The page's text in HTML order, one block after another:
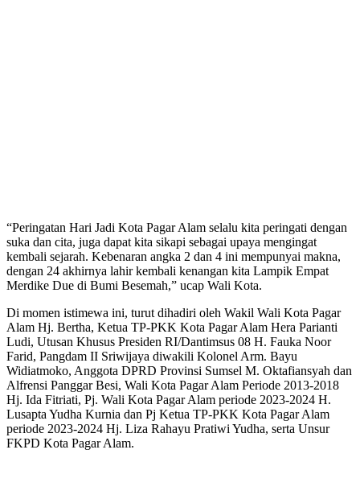
“Peringatan Hari Jadi Kota Pagar Alam selalu kita peringati dengan
suka dan cita, juga dapat kita sikapi sebagai upaya mengingat
kembali sejarah. Kebenaran angka 2 dan 4 ini mempunyai makna,
dengan 24 akhirnya lahir kembali kenangan kita Lampik Empat
Merdike Due di Bumi Besemah,” ucap Wali Kota.
Di momen istimewa ini, turut dihadiri oleh Wakil Wali Kota Pagar
Alam Hj. Bertha, Ketua TP-PKK Kota Pagar Alam Hera Parianti
Ludi, Utusan Khusus Presiden RI/Dantimsus 08 H. Fauka Noor
Farid, Pangdam II Sriwijaya diwakili Kolonel Arm. Bayu
Widiatmoko, Anggota DPRD Provinsi Sumsel M. Oktafiansyah dan
Alfrensi Panggar Besi, Wali Kota Pagar Alam Periode 2013-2018
Hj. Ida Fitriati, Pj. Wali Kota Pagar Alam periode 2023-2024 H.
Lusapta Yudha Kurnia dan Pj Ketua TP-PKK Kota Pagar Alam
periode 2023-2024 Hj. Liza Rahayu Pratiwi Yudha, serta Unsur
FKPD Kota Pagar Alam.